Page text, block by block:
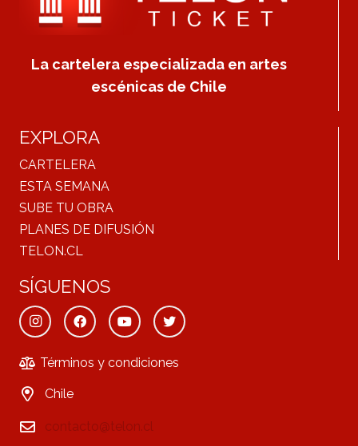
La cartelera especializada en artes
escénicas de Chile
EXPLORA
CARTELERA
ESTA SEMANA
SUBE TU OBRA
PLANES DE DIFUSIÓN
TELON.CL
SÍGUENOS
Términos y condiciones
Chile
contacto@telon.cl